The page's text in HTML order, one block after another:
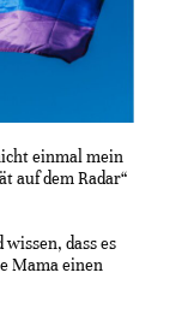
einmal mein
auf dem Radar“
dass es
Mama einen